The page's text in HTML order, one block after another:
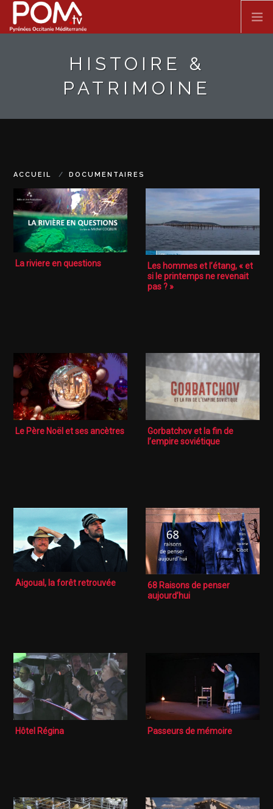
SPECTACLE VIVANT
SÉRIES
HISTOIRE &
PATRIMOINE
ACCUEIL DOCUMENTAIRES
La riviere en questions
Les hommes et l’étang, « et
si le printemps ne revenait
pas ? »
Le Père Noël et ses ancètres
Gorbatchov et la fin de
l’empire soviétique
Aigoual, la forêt retrouvée
68 Raisons de penser
aujourd’hui
Hôtel Régina Passeurs de mémoire